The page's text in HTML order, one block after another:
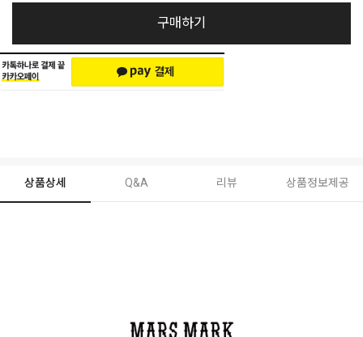
구매하기
상품상세 Q&A 리뷰 상품정보제공